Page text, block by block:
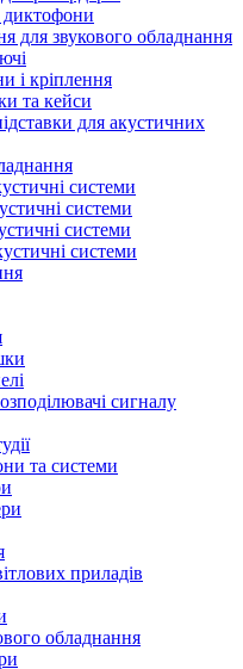
диктофони
для звукового обладнання
і кріплення
та кейси
для акустичних
системи
системи
системи
системи
сигналу
та системи
приладів
обладнання